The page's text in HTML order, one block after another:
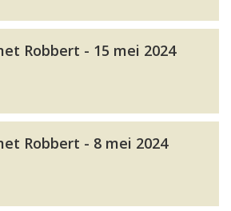
Robbert - 15 mei 2024
Robbert - 8 mei 2024